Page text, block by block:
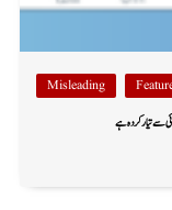
Misleading
سے تیار کردہ ہے